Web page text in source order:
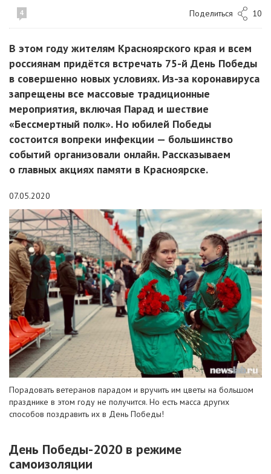
4 Поделиться 10
В этом году жителям Красноярского края и всем
россиянам придётся встречать 75-й День Победы
в совершенно новых условиях. Из-за коронавируса
запрещены все массовые традиционные
мероприятия, включая Парад и шествие
«Бессмертный полк». Но юбилей Победы
состоится вопреки инфекции — большинство
событий организовали онлайн. Рассказываем
о главных акциях памяти в Красноярске.
07.05.2020
Порадовать ветеранов парадом и вручить им цветы на большом
празднике в этом году не получится. Но есть масса других
способов поздравить их в День Победы!
День Победы-2020 в режиме
самоизоляции